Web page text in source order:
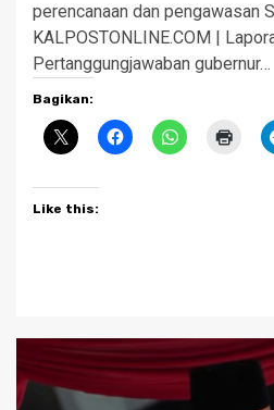
perencanaan dan pengawasan
KALPOSTONLINE.COM |
Pertanggungjawaban gubernur…
Bagikan:
Like this: